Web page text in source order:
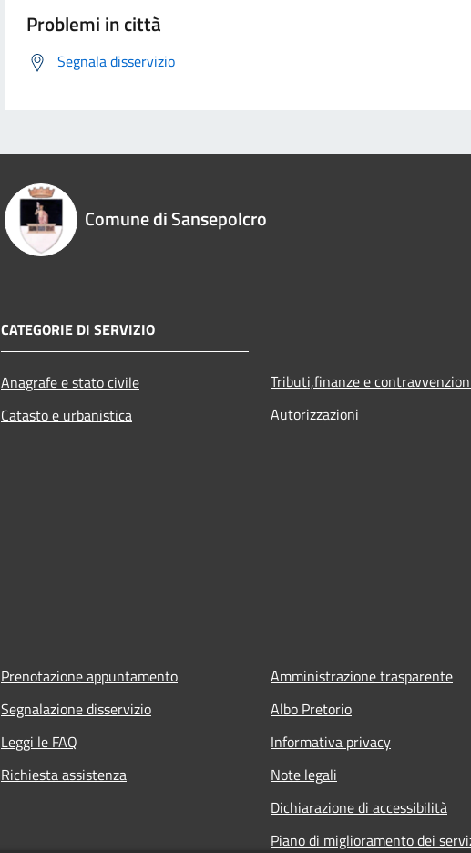
Problemi in città
Segnala disservizio
Comune di Sansepolcro
CATEGORIE DI SERVIZIO
Anagrafe e stato civile
Catasto e urbanistica
Tributi,finanze e
Autorizzazioni
Prenotazione appuntamento
Segnalazione disservizio
Leggi le FAQ
Richiesta assistenza
Amministrazione trasparente
Albo Pretorio
Informativa privacy
Note legali
Dichiarazione di accessibilità
Piano di miglioramento dei